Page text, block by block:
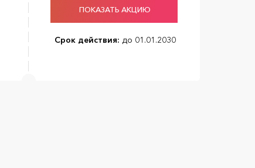
ПОКАЗАТЬ АКЦИЮ
Срок действия: до 01.01.2030